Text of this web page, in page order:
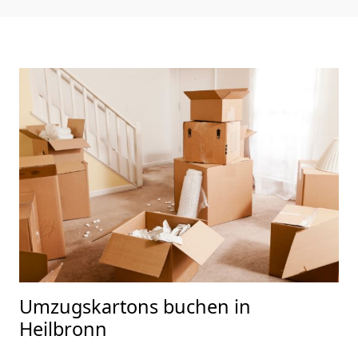
Umzugskartons buchen in
Heilbronn